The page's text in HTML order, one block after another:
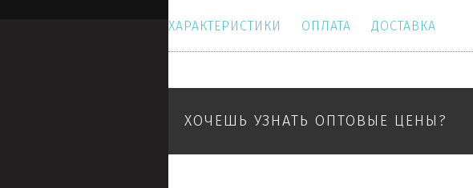
ХАРАКТЕРИСТИКИ ОПЛАТА ДОСТАВКА
ХОЧЕШЬ УЗНАТЬ ОПТОВЫЕ ЦЕНЫ?